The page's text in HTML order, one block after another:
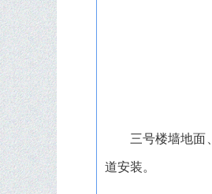
三号楼墙地面
道安装。